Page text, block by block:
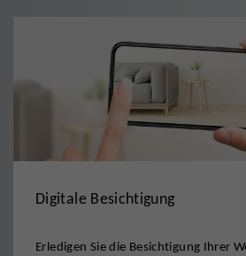
Digitale Besichtigung
Erledigen Sie die Besichtigung Ihrer